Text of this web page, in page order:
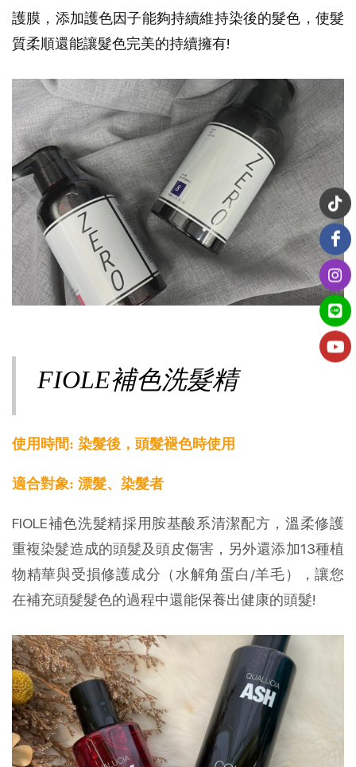
護膜，添加護色因子能夠持續維持染後的髮色，使髮
質柔順還能讓髮色完美的持續擁有!
FIOLE補色洗髮精
使用時間: 染髮後，頭髮褪色時使用
適合對象: 漂髮、染髮者
FIOLE補色洗髮精採用胺基酸系清潔配方，溫柔修護
重複染髮造成的頭髮及頭皮傷害，另外還添加13種植
物精華與受損修護成分（水解角蛋白/羊毛），讓您
在補充頭髮髮色的過程中還能保養出健康的頭髮!